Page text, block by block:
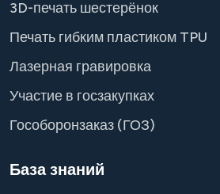
3D-печать шестерёнок
Печать гибким пластиком TPU
Лазерная гравировка
Участие в госзакупках
Гособоронзаказ (ГОЗ)
База знаний